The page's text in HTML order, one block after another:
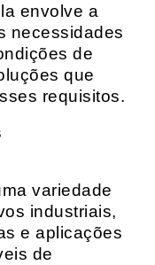
envolve a
necessidades
de
que
requisitos.
variedade
industriais,
e aplicações
de